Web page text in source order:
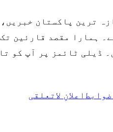
ترین پاکستان
ہمارا مقصد قارئین
ڈیلی ٹائمز پر آپ کو
اعلانِ لاتعلقی